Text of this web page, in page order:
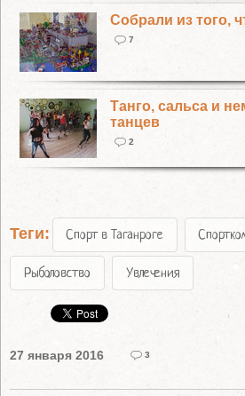
Собрали из того,
7
Танго, сальса и
танцев
2
Теги: Спорт в Таганроге
Рыболовство Увлечения
27 января 2016 3